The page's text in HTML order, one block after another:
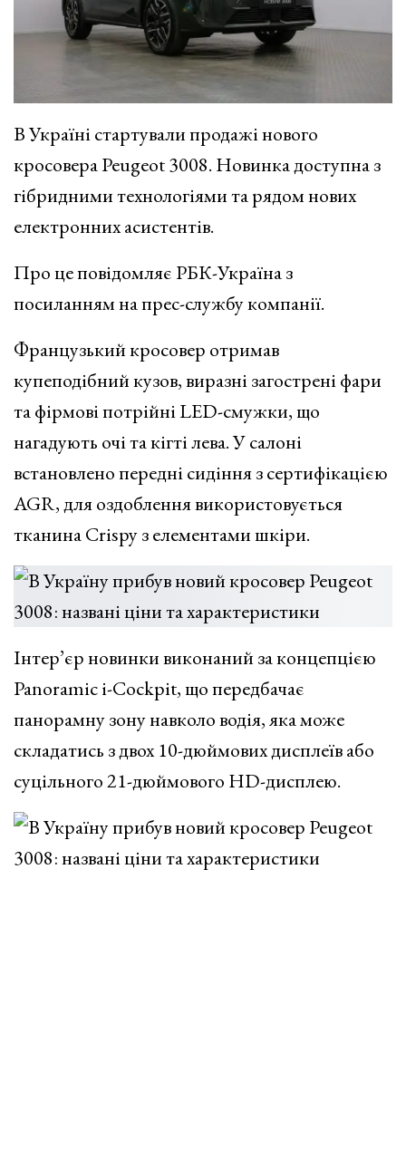
В Україні стартували продажі нового
кросовера Peugeot 3008. Новинка доступна з
гібриднимитехнологіями та рядом нових
електронних асистентів.
Про це повідомляє РБК-Україна з
посиланням на прес-службу компанії.
Французький кросовер отримав
купеподібний кузов, виразні загострені фари
та фірмові потрійні LED-смужки, що
нагадують очі та кігті лева. У салоні
встановлено передні сидіння з сертифікацією
AGR, для оздоблення використовується
тканина Crispy з елементами шкіри.
Інтер’єр новинки виконаний за концепцією
Panoramic i-Cockpit, що передбачає
панорамну зону навколо водія, яка може
складатись з двох 10-дюймових дисплеїв або
суцільного 21-дюймового HD-дисплею.